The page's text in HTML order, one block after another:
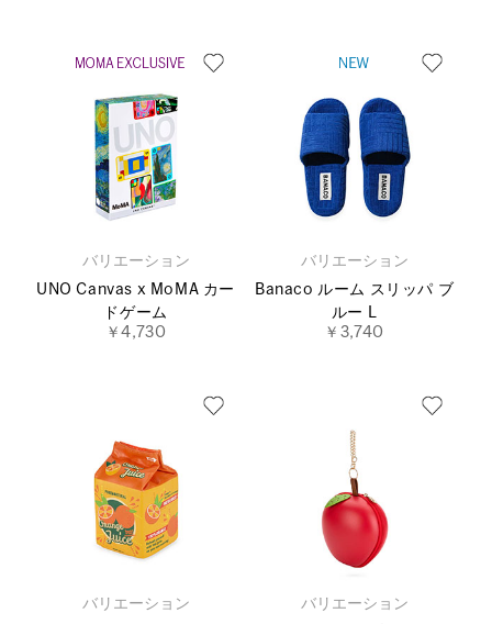
バリエーション
UNO Canvas x MoMA カー
ドゲーム
￥4,730
バリエーション
Banaco ルーム スリッパ ブ
ルー L
￥3,740
バリエーション
バリエーション